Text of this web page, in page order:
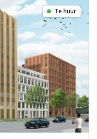
Te huur